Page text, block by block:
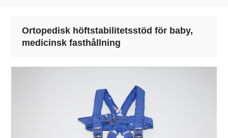
Ortopedisk höftstabilitetsstöd för baby,
medicinsk fasthållning